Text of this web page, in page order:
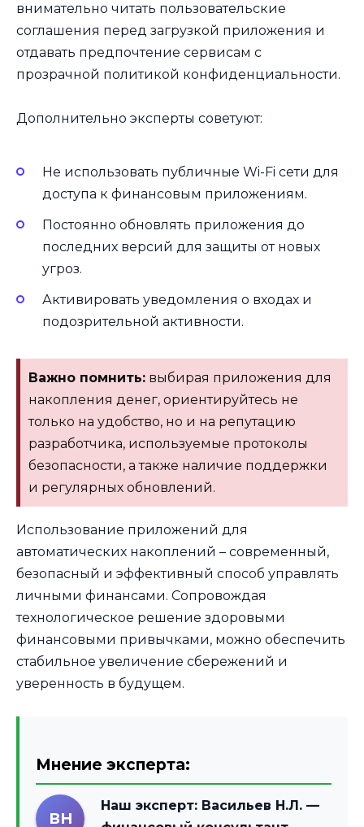
внимательно читать пользовательские
соглашения перед загрузкой приложения и
отдавать предпочтение сервисам с
прозрачной политикой конфиденциальности.
Дополнительно эксперты советуют:
Не использовать публичные Wi-Fi сети для
доступа к финансовым приложениям.
Постоянно обновлять приложения до
последних версий для защиты от новых
угроз.
Активировать уведомления о входах и
подозрительной активности.
Важно помнить: выбирая приложения для
накопления денег, ориентируйтесь не
только на удобство, но и на репутацию
разработчика, используемые протоколы
безопасности, а также наличие поддержки
и регулярных обновлений.
Использование приложений для
автоматических накоплений – современный,
безопасный и эффективный способ управлять
личными финансами. Сопровождая
технологическое решение здоровыми
финансовыми привычками, можно обеспечить
стабильное увеличение сбережений и
уверенность в будущем.
Мнение эксперта:
ВН
Наш эксперт: Васильев Н.Л. —